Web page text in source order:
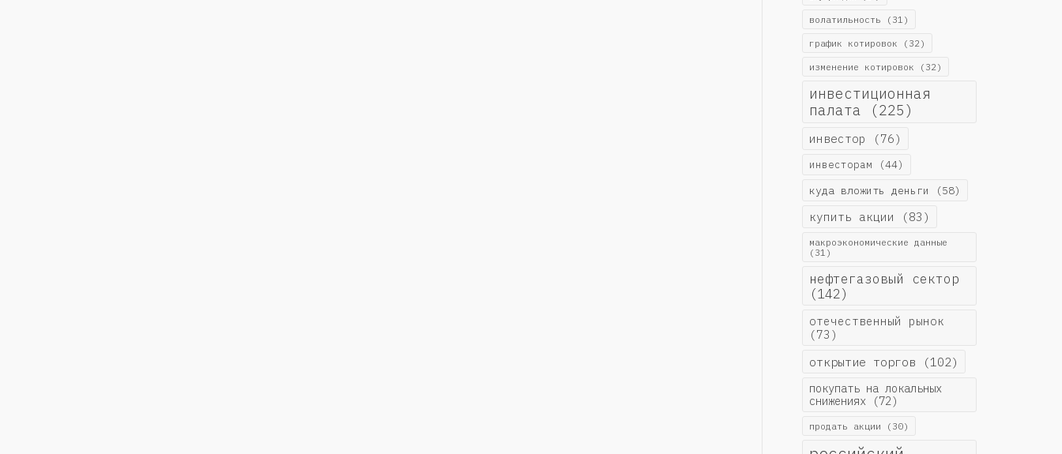
волатильность (31)
график котировок (32)
изменение котировок (32)
инвестиционная
палата (225)
инвестор (76)
инвесторам (44)
куда вложить деньги (58)
купить акции (83)
макроэкономические данные
(31)
нефтегазовый сектор
(142)
отечественный рынок
(73)
открытие торгов (102)
покупать на локальных
снижениях(72)
продать акции (30)